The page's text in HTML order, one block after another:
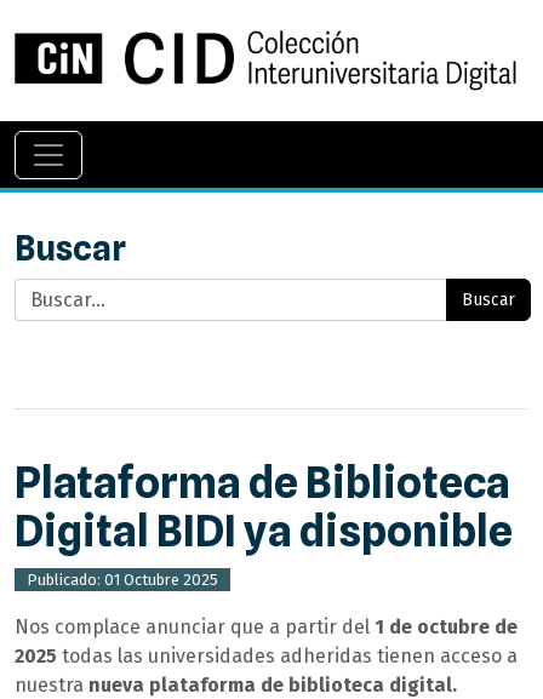
Buscar
Buscar
Plataforma de Biblioteca
Digital BIDI ya disponible
Publicado: 01 Octubre 2025
Nos complace anunciar que a partir del 1 de octubre de
2025 todas las universidades adheridas tienen acceso a
nuestra nueva plataforma de biblioteca digital.